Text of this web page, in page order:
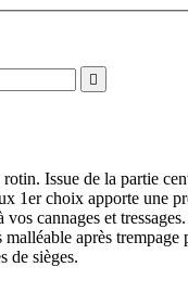

Issue de la partie
1er choix apporte une
vos cannages et
après trempage
de sièges.